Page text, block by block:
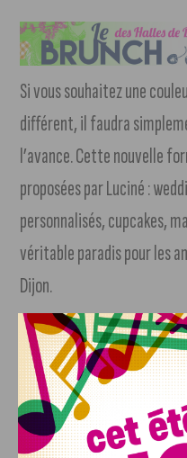
Si vous souhaitez une
différent, il faudra
l’avance. Cette nouvelle
proposées par Luciné :
personnalisés, cupcakes,
véritable paradis pour les
Dijon.
J'AIME LE DFCO